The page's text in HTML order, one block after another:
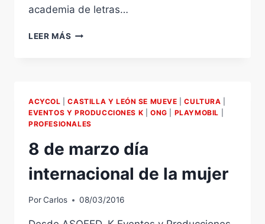
academia de letras…
LEER MÁS CIPRIANO
/
DO
CASTELO
ACYCOL |CASTILLA Y LEÓN SE MUEVE |CULTURA
EVENTOS Y PRODUCCIONES K |ONG PLAYMOBIL
PROFESIONALES
8 de marzo día
internacional de la mujer
PorCarlos 08/03/2016